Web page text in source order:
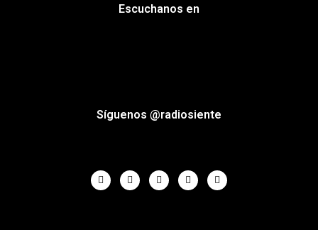
Escuchanos en
Síguenos @radiosiente